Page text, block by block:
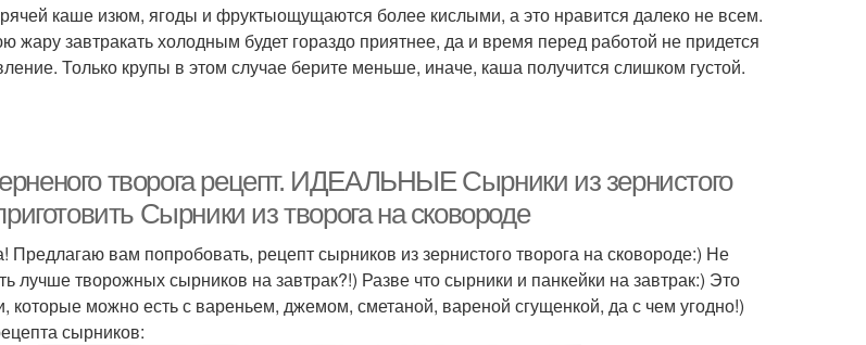
каше изюм, ягоды и фруктыощущаются более кислыми, а это нравится далеко не всем.
жару завтракать холодным будет гораздо приятнее, да и время перед работой не придется
Только крупы в этом случае берите меньше, иначе, каша получится слишком густой.
творога рецепт. ИДЕАЛЬНЫЕ Сырники из зернистого
Сырники из творога на сковороде
Предлагаю вам попробовать, рецепт сырников из зернистого творога на сковороде:) Не
лучше творожных сырников на завтрак?!) Разве что сырники и панкейки на завтрак:) Это
которые можно есть с вареньем, джемом, сметаной, вареной сгущенкой, да с чем угодно!)
сырников: